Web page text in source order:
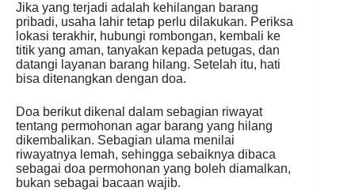
Jika yang terjadi adalah kehilangan barang
pribadi, usaha lahir tetap perlu dilakukan. Periksa
lokasi terakhir, hubungi rombongan, kembali ke
titik yang aman, tanyakan kepada petugas, dan
datangi layanan barang hilang. Setelah itu, hati
bisa ditenangkan dengan doa.
Doa berikut dikenal dalam sebagian riwayat
tentang permohonan agar barang yang hilang
dikembalikan. Sebagian ulama menilai
riwayatnya lemah, sehingga sebaiknya dibaca
sebagai doa permohonan yang boleh diamalkan,
bukan sebagai bacaan wajib.